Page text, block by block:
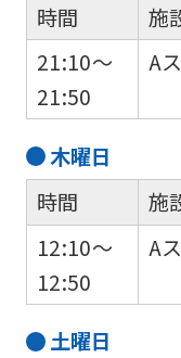
時間
21:10～
21:50
施
A
木曜日
時間
12:10～
12:50
施
A
土曜日